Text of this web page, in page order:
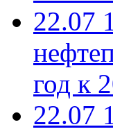
22.07
год к
22.07